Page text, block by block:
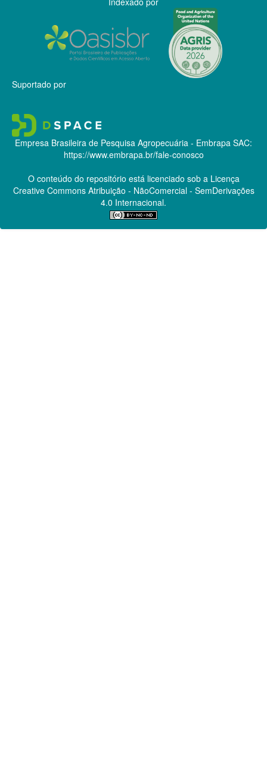
Suportado por
Empresa Brasileira de Pesquisa Agropecuária - Embrapa SAC:
https://www.embrapa.br/fale-conosco
O conteúdo do repositório está licenciado sob a Licença
Creative CommonsAtribuição - NãoComercial - SemDerivações
4.0 Internacional.